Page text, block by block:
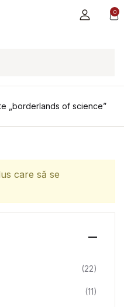
0
„borderlands of science”
care să se
(22)
(11)